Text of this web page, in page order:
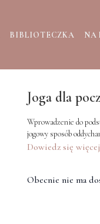
BIBLIOTECZKA NA
Joga dla
Wprowadzenie do
jogowy sposób
Dowiedz się więcej
Obecnie nie ma